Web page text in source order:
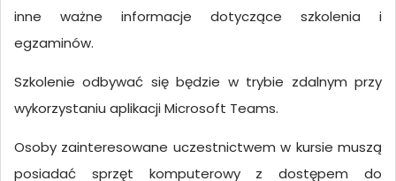
inne ważne informacje dotyczące szkolenia i
egzaminów.
Szkolenie odbywać się będzie w trybie zdalnym przy
wykorzystaniu aplikacji Microsoft Teams.
Osoby zainteresowane uczestnictwem w kursie muszą
posiadać sprzęt komputerowy z dostępem do